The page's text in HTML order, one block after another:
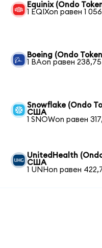
Equinix (Ondo
1 EQIXon равен 1
Boeing (Ondo
1 BAon равен 238,75
Snowflake (Ondo
США
1 SNOWon равен
UnitedHealth
США
1 UNHon равен